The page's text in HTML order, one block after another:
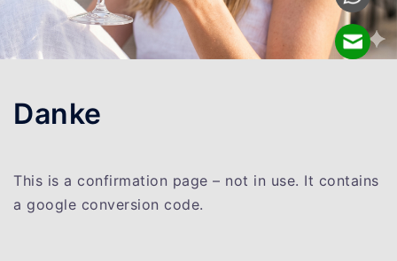
Danke
This is a confirmation page – not in use. It contains
a google conversion code.